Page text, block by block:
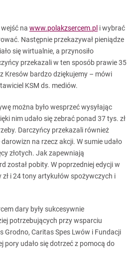
na www.polakzsercem.pl i wybrać
Następnie przekazywał pieniądze
się wirtualnie, a przynosiło
przekazali w ten sposób prawie 35
Kresów bardzo dziękujemy – mówi
KSM ds. mediów.
można było wesprzeć wysyłając
nim udało się zebrać ponad 37 tys. zł
Darczyńcy przekazali również
na rzecz akcji. W sumie udało
złotych. Jak zapewniają
został pobity. W poprzedniej edycji w
i 24 tony artykułów spożywczych i
dary były sukcesywnie
potrzebujących przy wsparciu
Grodno, Caritas Spes Lwów i Fundacji
pory udało się dotrzeć z pomocą do